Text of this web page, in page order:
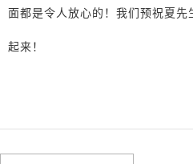
面都是令人放心的！我们预祝夏
起来！